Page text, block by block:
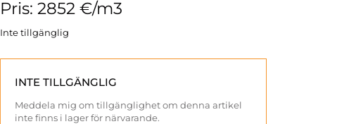
Pris: 2852 €/m3
Inte tillgänglig
INTE TILLGÄNGLIG
Meddela mig om tillgänglighet om denna artikel
inte finns i lager för närvarande.